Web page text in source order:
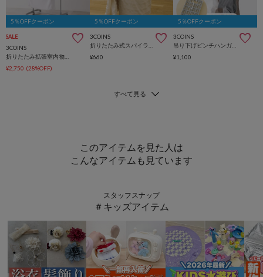
5％OFFクーポン
SALE
3COINS
¥2,750 (28%OFF)
5％OFFクーポン
3COINS
¥660
5％OFFクーポン
3COINS
¥1,100
このアイテムを見た人は
こんなアイテムも見ています
スタッフスナップ
＃キッズアイテム